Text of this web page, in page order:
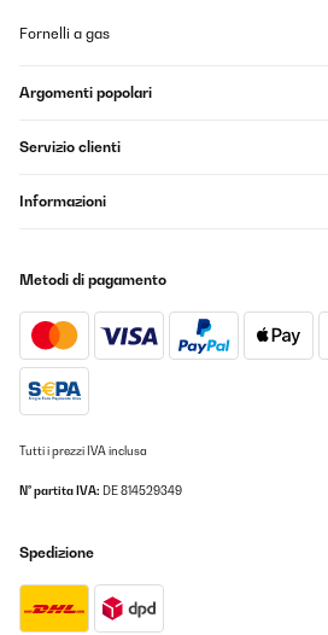
Fornelli a gas
Argomenti popolari
Servizio clienti
Informazioni
Metodi di pagamento
Tutti i prezzi IVA inclusa
N° partita IVA: DE 814529349
Spedizione